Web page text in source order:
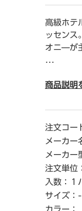
高級ホテ
ッセンス
オニ―が
● 成分／
● 種別／
● 使用量
プ1杯：
● 使用方
は44mL
● 原産国
● 単位／
商品説明
注文コー
メーカー
メーカー
注文単位
入数：
１
サイズ： -